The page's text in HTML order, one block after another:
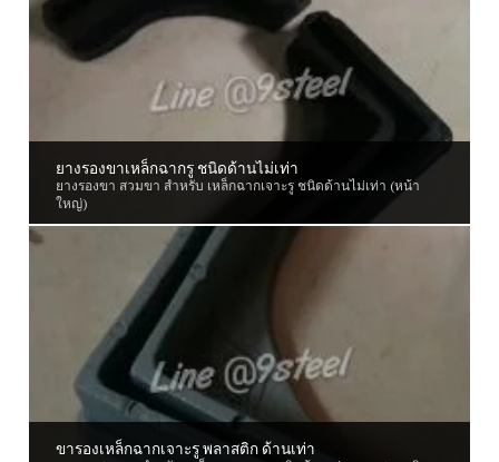
ยางรองขาเหล็กฉากรู ชนิดด้านไม่เท่า
ยางรองขา สวมขา สำหรับ เหล็กฉากเจาะรู ชนิดด้านไม่เท่า (หน้า
ใหญ่)
ขารองเหล็กฉากเจาะรู พลาสติก ด้านเท่า